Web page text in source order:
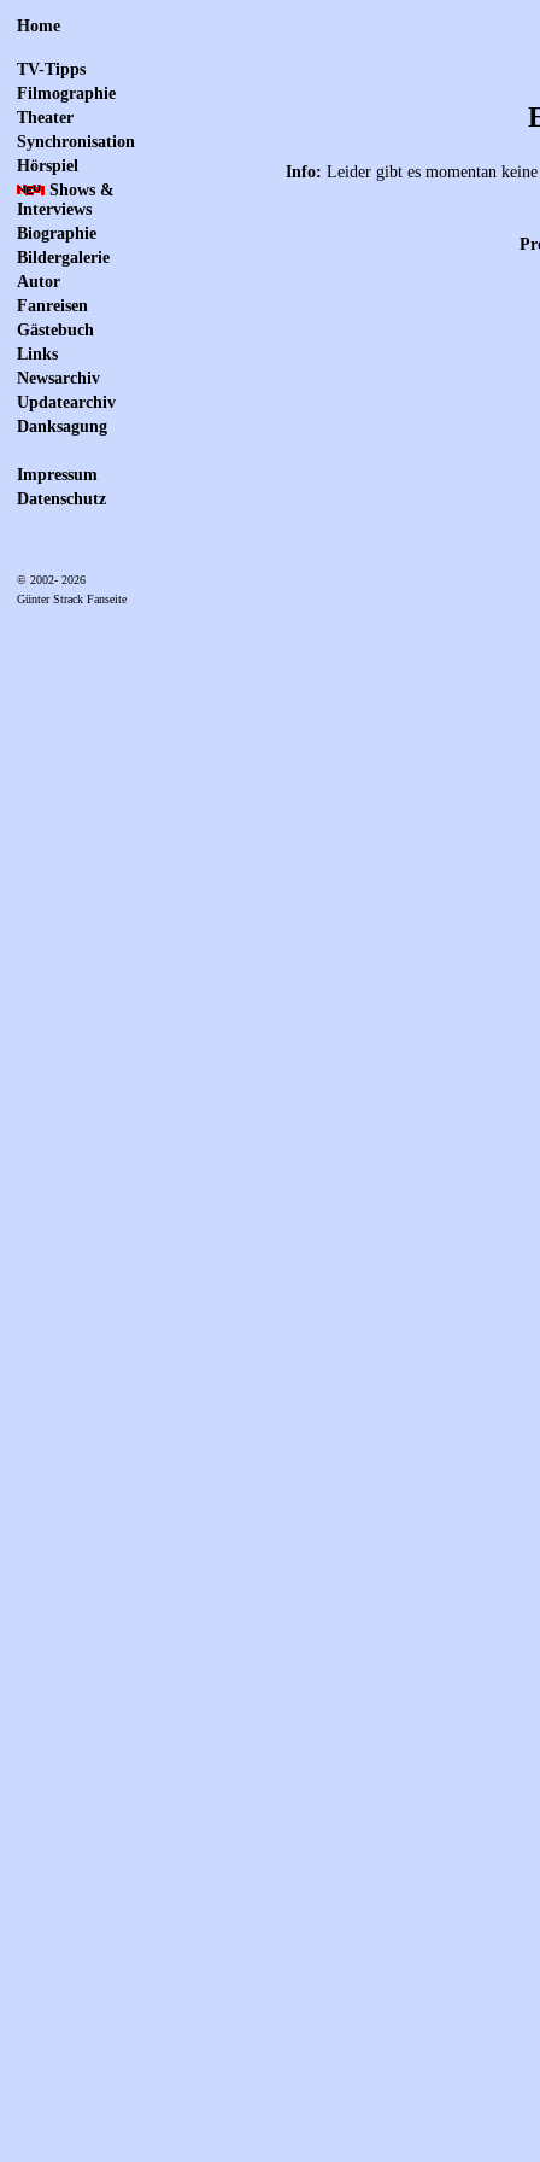
Home
TV-Tipps
Filmographie
Theater
Synchronisation
Hörspiel
Shows &
Interviews
Biographie
Bildergalerie
Autor
Fanreisen
Gästebuch
Links
Newsarchiv
Updatearchiv
Danksagung
Impressum
Datenschutz
© 2002- 2026
Günter Strack Fanseite
Info: Leider gibt es momentan